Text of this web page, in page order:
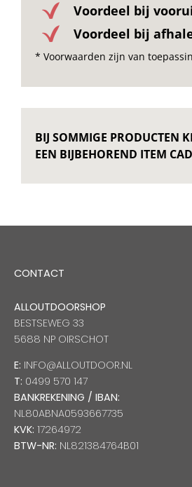
Voordeel bij
Voordeel bij
* Voorwaarden zijn van
BIJ SOMMIGE PRODUCTEN
EEN BIJBEHOREND ITEM
CONTACT
ALLOUTDOORSHOP
BESTSEWEG 33
5688 NP OIRSCHOT
E: INFO@ALLOUTDOOR.NL
T: 0499 570 147
BANKREKENING / IBAN:
NL80ABNA0593667735
KVK: 17264972
BTW-NR: NL821384764B01